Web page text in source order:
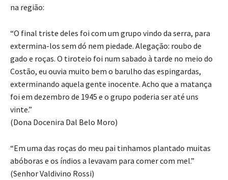
na região:
“O final triste deles foi com um grupo vindo da serra, para
extermina-los sem dó nem piedade. Alegação: roubo de
gado e roças. O tiroteio foi num sabado à tarde no meio do
Costão, eu ouvia muito bem o barulho das espingardas,
exterminando aquela gente inocente. Acho que a matança
foi em dezembro de 1945 e o grupo poderia ser até uns
vinte.”
(Dona Docenira Dal Belo Moro)
“Em uma das roças do meu pai tinhamos plantado muitas
abóboras e os índios a levavam para comer com mel.”
(Senhor Valdivino Rossi)